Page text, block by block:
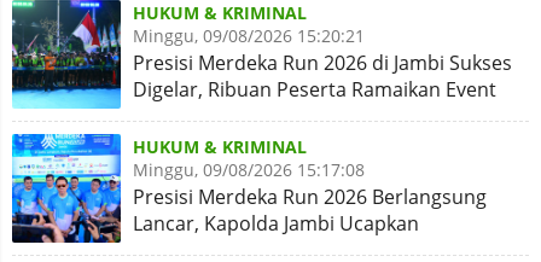
HUKUM & KRIMINAL
Minggu, 09/08/2026 15:20:21
Presisi Merdeka Run 2026 di Jambi Sukses
Digelar, Ribuan Peserta Ramaikan Event
Nasional
HUKUM & KRIMINAL
Minggu, 09/08/2026 15:17:08
Presisi Merdeka Run 2026 Berlangsung
Lancar, Kapolda Jambi Ucapkan
Terimakasih dan Apresiasi